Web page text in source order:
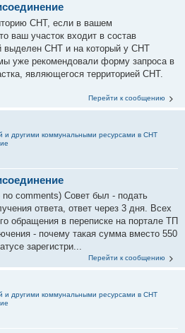
СНТ, если в вашем
ваш участок входит в состав
выделен СНТ и на который у СНТ
уже рекомендовали форму запроса в
являющегося территорией СНТ.
Перейти к сообщению
и другими коммунальными ресурсами в СНТ
no comments) Совет был - подать
ответа, ответ через 3 дня. Всех
обращения в переписке на портале ТП
- почему такая сумма вместо 550
зарегистри...
Перейти к сообщению
и другими коммунальными ресурсами в СНТ